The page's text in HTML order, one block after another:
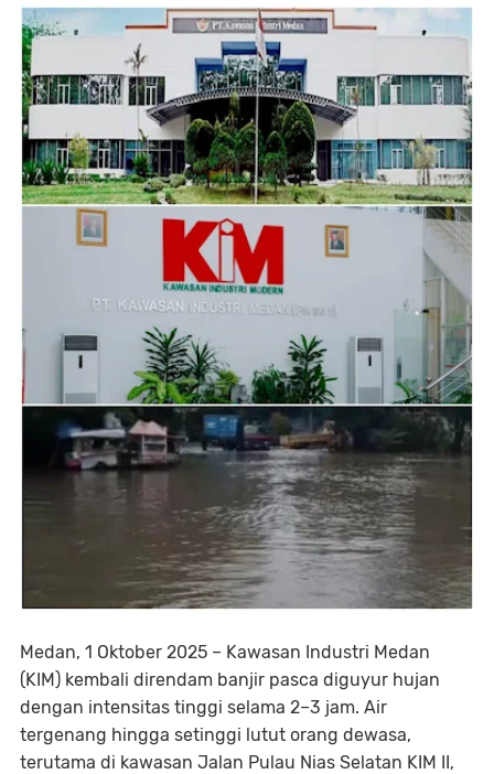
Medan, 1 Oktober 2025 – Kawasan Industri Medan
(KIM) kembali direndam banjir pasca diguyur hujan
dengan intensitas tinggi selama 2–3 jam. Air
tergenang hingga setinggi lutut orang dewasa,
terutama di kawasan Jalan Pulau Nias Selatan KIM II,